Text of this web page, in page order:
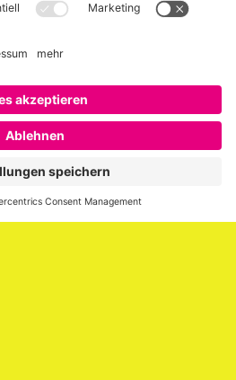
Gero Hesse. Seit 2009 schreibt
Branding,